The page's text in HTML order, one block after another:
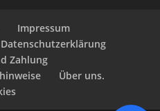
Impressum
Datenschutzerklärung
Zahlung
Über uns.